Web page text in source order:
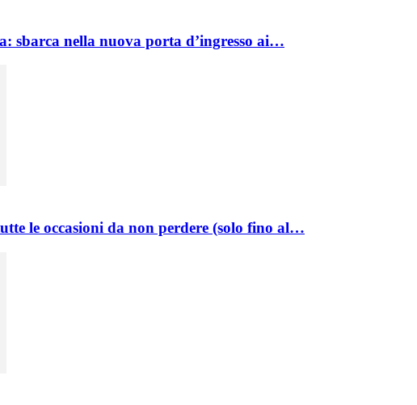
sbarca nella nuova porta d’ingresso ai…
le occasioni da non perdere (solo fino al…